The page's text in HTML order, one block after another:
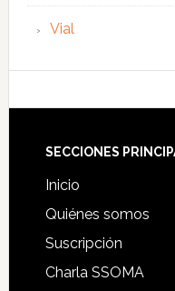
Vial
Footer
SECCIONES
Inicio
Quiénes somos
Suscripción
Charla SSOMA